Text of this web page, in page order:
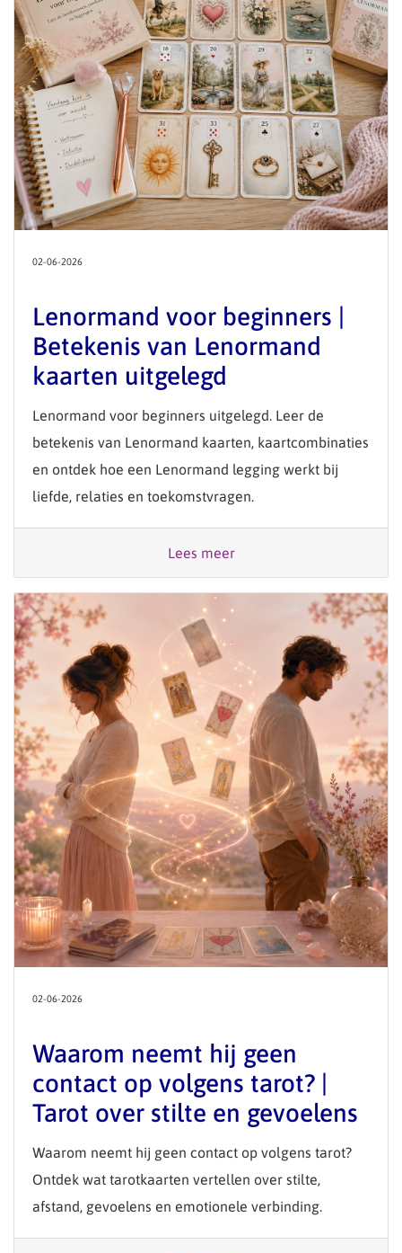
02-06-2026
Lenormand voor beginners |
Betekenis van Lenormand
kaarten uitgelegd
Lenormand voor beginners uitgelegd. Leer de
betekenis van Lenormand kaarten, kaartcombinaties
en ontdek hoe een Lenormand legging werkt bij
liefde, relaties en toekomstvragen.
Lees meer
02-06-2026
Waarom neemt hij geen
contact op volgens tarot? |
Tarot over stilte en gevoelens
Waarom neemt hij geen contact op volgens tarot?
Ontdek wat tarotkaarten vertellen over stilte,
afstand, gevoelens en emotionele verbinding.